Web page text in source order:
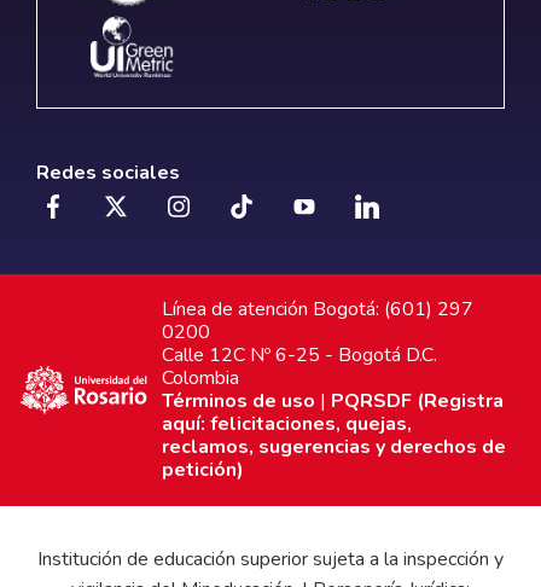
Redes sociales
Línea de atención Bogotá: (601) 297
0200
Calle 12C Nº 6-25 - Bogotá D.C.
Colombia
Términos de uso | PQRSDF (Registra
aquí: felicitaciones, quejas,
reclamos, sugerencias y derechos de
petición)
Institución de educación superior sujeta a la inspección y